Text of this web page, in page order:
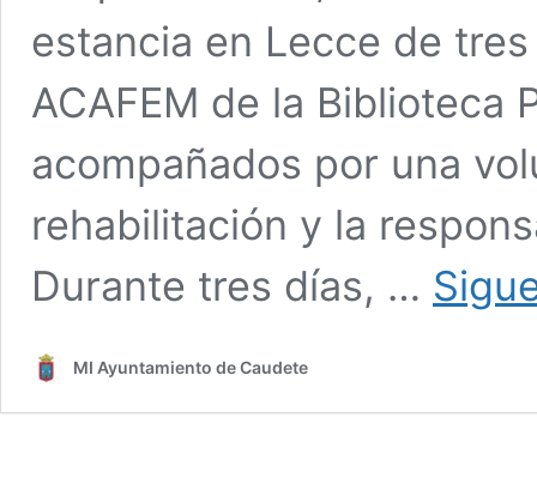
estancia en Lecce de
ACAFEM de la Biblioteca
acompañados por una
rehabilitación y la
Durante tres días, …
MI Ayuntamiento de Caudete